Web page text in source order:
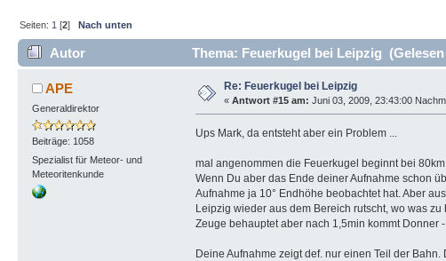
Seiten: 1 [2]Nach unten
Autor Thema: Feuerkugel bei Leipzig (Gelesen
APE
Generaldirektor
Beiträge: 1058
Spezialist für Meteor- und
Meteoritenkunde
Re: Feuerkugel bei Leipzig
« Antwort #15 am: Juni 03, 2009, 23:43:00
Ups Mark, da entsteht aber ein Problem ...
mal angenommen die Feuerkugel beginnt bei
Wenn Du aber das Ende deiner Aufnahme schon
Aufnahme ja 10° Endhöhe beobachtet hat. Aber
Leipzig wieder aus dem Bereich rutscht, wo was
Zeuge behauptet aber nach 1,5min kommt Donner
Deine Aufnahme zeigt def. nur einen Teil der